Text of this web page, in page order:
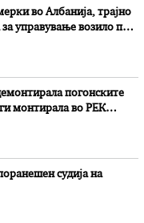
во Aлбанија, трајно
управување возило под
погонските
монтирала во РЕК
судија на